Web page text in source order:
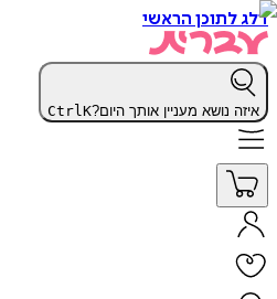
דלג לתוכן הראשי
איזה נושא מעניין אותך היום? CtrlK